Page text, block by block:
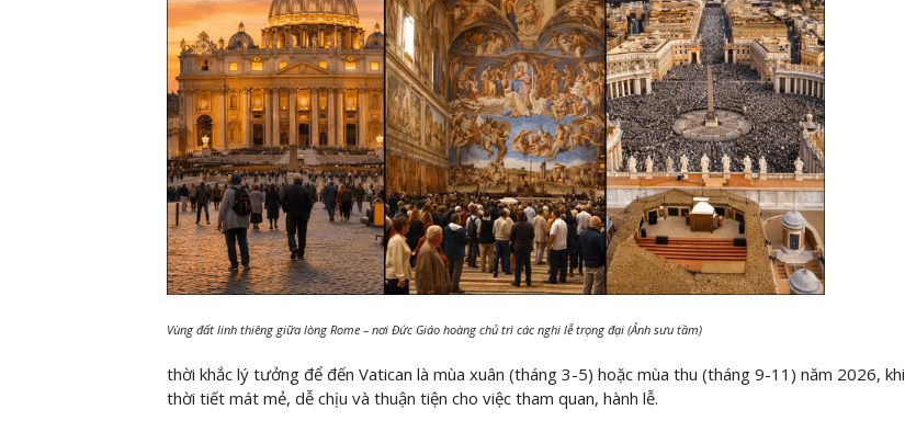
Vùng đất linh thiêng giữa lòng Rome – nơi Đức Giáo hoàng chủ trì các nghi lễ trọng đại (Ảnh sưu tầm)
thời khắc lý tưởng để đến Vatican là mùa xuân (tháng 3-5) hoặc mùa thu (tháng 9-11) năm 2026, khi
thời tiết mát mẻ, dễ chịu và thuận tiện cho việc tham quan, hành lễ.